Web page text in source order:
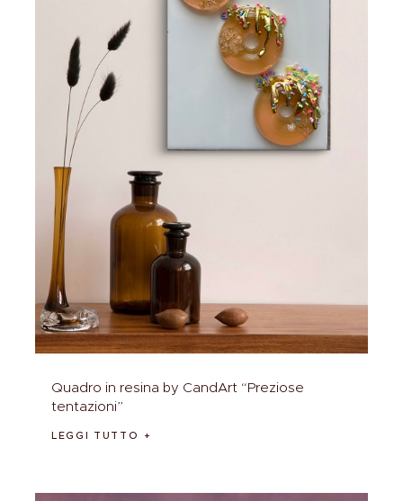
Quadro in resina by CandArt “Preziose
tentazioni”
LEGGI TUTTO